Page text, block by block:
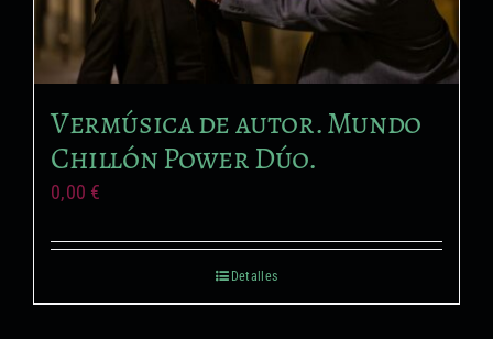
Vermúsica de autor. Mundo
Chillón Power Dúo.
0,00 €
Detalles